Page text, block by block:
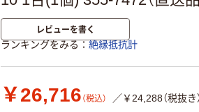
レビューを書く
ランキングをみる 絶縁抵抗計
￥26,716 （税込） ／￥24,288（税抜き）